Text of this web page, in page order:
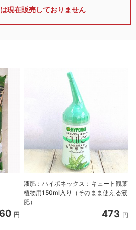
現在販売しておりません
円
液肥：ハイポネックス：キュート観葉
植物用150ml入り（そのまま使える液
肥）
473 円